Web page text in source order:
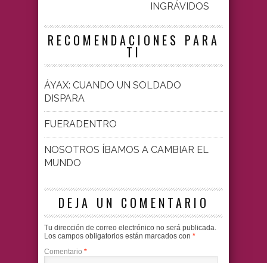
INGRÁVIDOS
RECOMENDACIONES PARA
TI
ÁYAX: CUANDO UN SOLDADO
DISPARA
FUERADENTRO
NOSOTROS ÍBAMOS A CAMBIAR EL
MUNDO
DEJA UN COMENTARIO
Tu dirección de correo electrónico no será publicada.
Los campos obligatorios están marcados con *
Comentario *